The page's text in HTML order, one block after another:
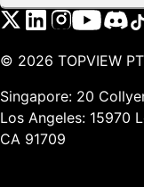
© 2026 TOPVIEW
Singapore: 20
Los Angeles: 15970
CA 91709